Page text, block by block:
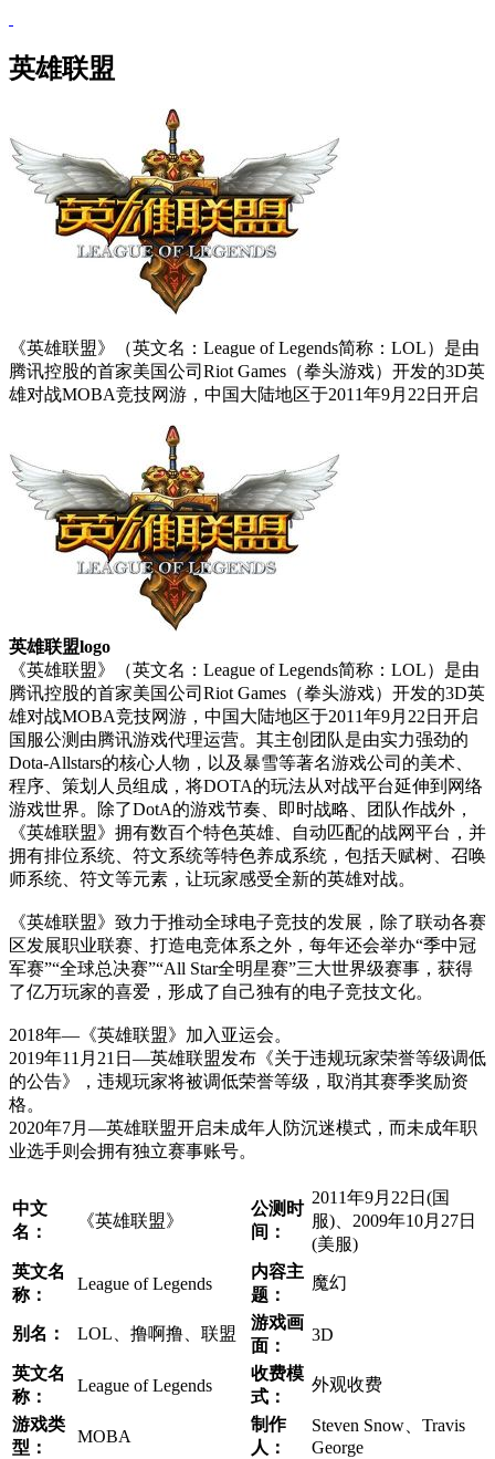
英雄联盟
《英雄联盟》（英文名：League of Legends简称：LOL）是由
腾讯控股的首家美国公司Riot Games（拳头游戏）开发的3D英
雄对战MOBA竞技网游，中国大陆地区于2011年9月22日开启
英雄联盟logo
《英雄联盟》（英文名：League of Legends简称：LOL）是由
腾讯控股的首家美国公司Riot Games（拳头游戏）开发的3D英
雄对战MOBA竞技网游，中国大陆地区于2011年9月22日开启
国服公测由腾讯游戏代理运营。其主创团队是由实力强劲的
Dota-Allstars的核心人物，以及暴雪等著名游戏公司的美术、
程序、策划人员组成，将DOTA的玩法从对战平台延伸到网络
游戏世界。除了DotA的游戏节奏、即时战略、团队作战外，
《英雄联盟》拥有数百个特色英雄、自动匹配的战网平台，并
拥有排位系统、符文系统等特色养成系统，包括天赋树、召唤
师系统、符文等元素，让玩家感受全新的英雄对战。
《英雄联盟》致力于推动全球电子竞技的发展，除了联动各赛
区发展职业联赛、打造电竞体系之外，每年还会举办“季中冠
军赛”“全球总决赛”“All Star全明星赛”三大世界级赛事，获得
了亿万玩家的喜爱，形成了自己独有的电子竞技文化。
2018年—《英雄联盟》加入亚运会。
2019年11月21日—英雄联盟发布《关于违规玩家荣誉等级调低
的公告》，违规玩家将被调低荣誉等级，取消其赛季奖励资
格。
2020年7月—英雄联盟开启未成年人防沉迷模式，而未成年职
业选手则会拥有独立赛事账号。
中文
名：
《英雄联盟》
公测时
间：
2011年9月22日(国
服)、2009年10月27日
(美服)
​英文名
称：
​League of Legends
内容主
题：
​魔幻
别名： ​LOL、撸啊撸、联盟
​游戏画
面：
​3D
英文名
称：
​League of Legends
收费模
式：
​外观收费
游戏类
型：
​MOBA
制作
人：
​Steven Snow、Travis
George